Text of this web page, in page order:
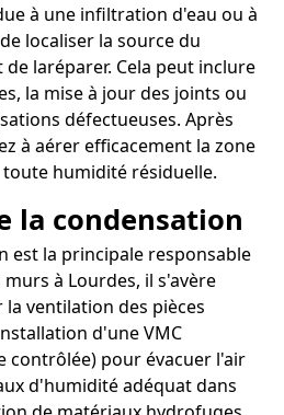
à une infiltration d'eau ou à
localiser la source du
laréparer. Cela peut inclure
la mise à jour des joints ou
défectueuses. Après
à aérer efficacement la zone
humidité résiduelle.
la condensation
est la principale responsable
à Lourdes, il s'avère
ventilation des pièces
d'une VMC
contrôlée) pour évacuer l'air
d'humidité adéquat dans